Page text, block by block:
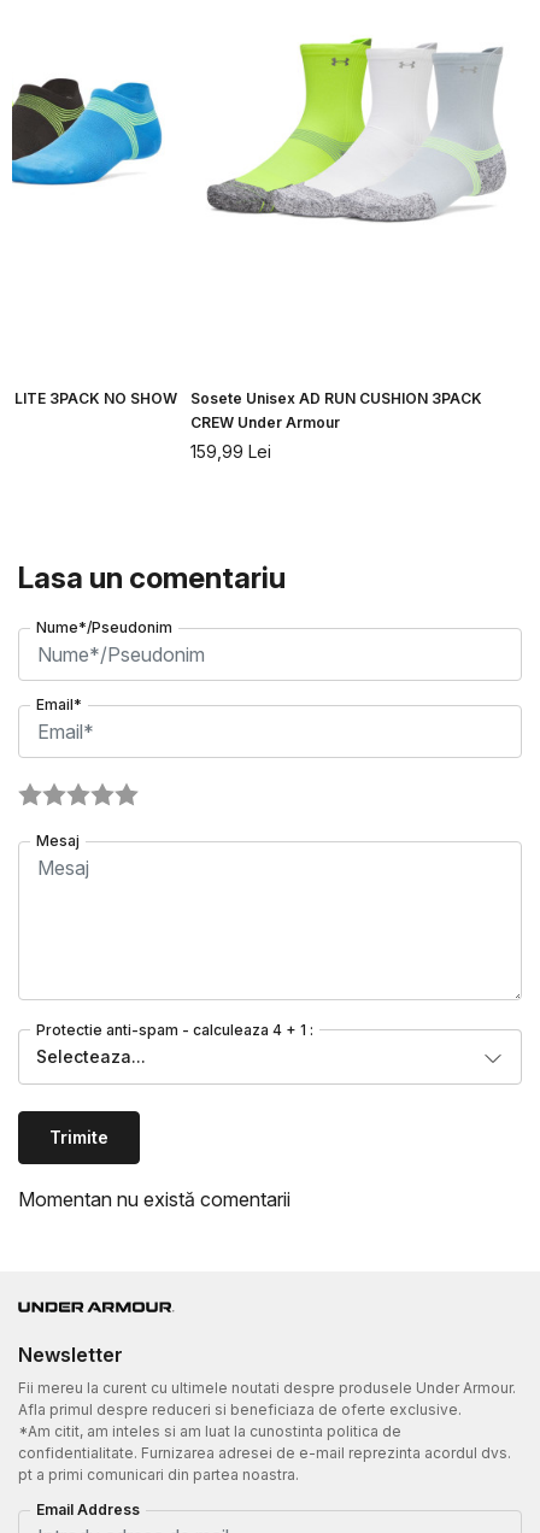
LITE 3PACK NO SHOW
Sosete Unisex AD RUN CUSHION 3PACK
CREW Under Armour
159,99 Lei
Lasa un comentariu
Nume*/Pseudonim
Email*
Mesaj
Protectie anti-spam - calculeaza 4 + 1 :
Selecteaza...
Trimite
Momentan nu există comentarii
Newsletter
Fii mereu la curent cu ultimele noutati despre produsele Under Armour.
Afla primul despre reduceri si beneficiaza de oferte exclusive.
*Am citit, am inteles si am luat la cunostinta politica de
confidentialitate. Furnizarea adresei de e-mail reprezinta acordul dvs.
pt a primi comunicari din partea noastra.
Email Address